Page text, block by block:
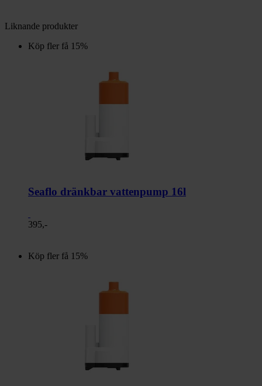
Liknande produkter
Köp fler få 15%
Seaflo dränkbar vattenpump 16l
395,-
Köp fler få 15%